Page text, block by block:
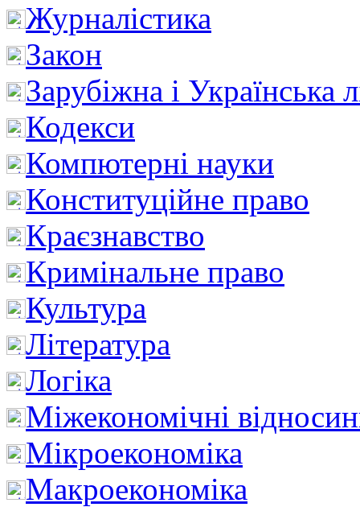
Журналістика
Закон
Зарубіжна і Українська
Кодекси
Компютерні науки
Конституційне право
Краєзнавство
Кримінальне право
Культура
Література
Логіка
Міжекономічні
Мікроекономіка
Макроекономіка